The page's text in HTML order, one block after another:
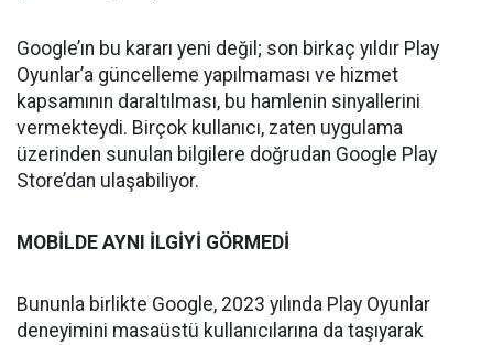
Google’ın bu kararı yeni değil; son birkaç yıldır Play
Oyunlar’a güncelleme yapılmaması ve hizmet
kapsamının daraltılması, bu hamlenin sinyallerini
vermekteydi. Birçok kullanıcı, zaten uygulama
üzerinden sunulan bilgilere doğrudan Google Play
Store’dan ulaşabiliyor.
MOBİLDE AYNI İLGİYİ GÖRMEDİ
Bununla birlikte Google, 2023 yılında Play Oyunlar
deneyimini masaüstü kullanıcılarına da taşıyarak